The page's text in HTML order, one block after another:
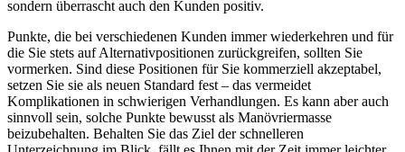
sondern überrascht auch den Kunden positiv.
Punkte, die bei verschiedenen Kunden immer wiederkehren und für
die Sie stets auf Alternativpositionen zurückgreifen, sollten Sie
vormerken. Sind diese Positionen für Sie kommerziell akzeptabel,
setzen Sie sie als neuen Standard fest – das vermeidet
Komplikationen in schwierigen Verhandlungen. Es kann aber auch
sinnvoll sein, solche Punkte bewusst als Manövriermasse
beizubehalten. Behalten Sie das Ziel der schnelleren